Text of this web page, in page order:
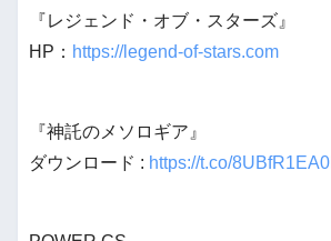
『レジェンド・オブ・スターズ』
HP： https://legend-of-stars.com
『神託のメソロギア』
ダウンロード : https://t.co/8UBfR1EA0I